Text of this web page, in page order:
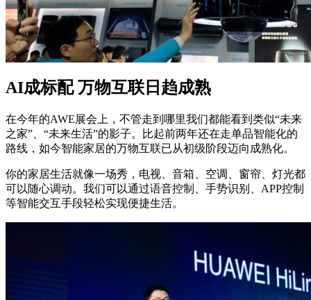
AI成标配 万物互联日趋成熟
在今年的AWE展会上，不管走到哪里我们都能看到类似“未来
之家”、“未来生活”的影子。比起前两年还在走单品智能化的
路线，如今智能家居的万物互联已从初级阶段迈向成熟化。
你的家居生活就像一场秀，电视、音箱、空调、窗帘、灯光都
可以随心调动。我们可以通过语音控制、手势识别、APP控制
等智能交互手段轻松实现便捷生活。